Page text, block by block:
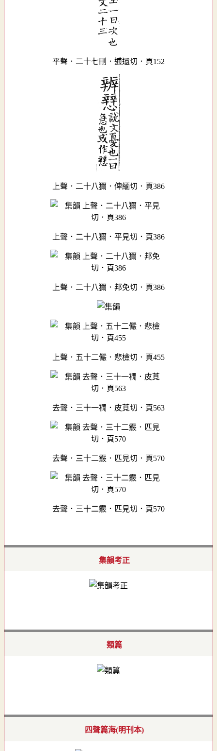
平聲．二十七刪．逋還切．頁152
上聲．二十八獮．俾緬切．頁386
上聲．二十八獮．平見切．頁386
上聲．二十八獮．邦免切．頁386
上聲．五十二儼．悲檢切．頁455
去聲．三十一襉．皮莧切．頁563
去聲．三十二霰．匹見切．頁570
去聲．三十二霰．匹見切．頁570
集韻考正
類篇
四聲篇海(明刊本)